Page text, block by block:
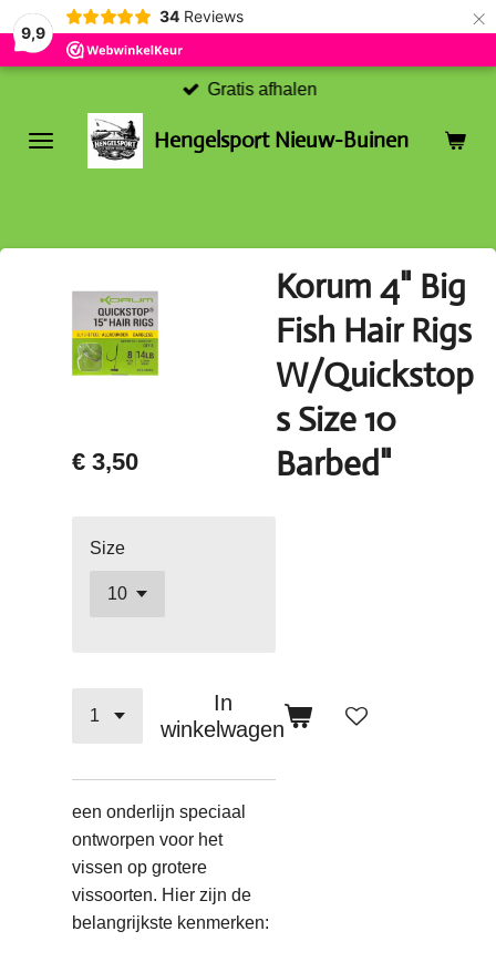
9,9
34 Reviews ×
Hengelsport Nieuw-Buinen
Gratis afhalen
Korum 4" Big
Fish Hair Rigs
W/Quickstop
s Size 10
Barbed"
€ 3,50
Size
In
winkelwagen
een onderlijn speciaal
ontworpen voor het
vissen op grotere
vissoorten. Hier zijn de
belangrijkste kenmerken: